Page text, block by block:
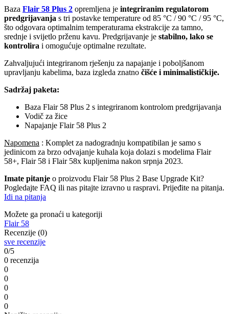
Baza Flair 58 Plus 2 opremljena je integriranim regulatorom
predgrijavanja s tri postavke temperature od 85 °C / 90 °C / 95 °C,
što odgovara optimalnim temperaturama ekstrakcije za tamno,
srednje i svijetlo prženu kavu. Predgrijavanje je stabilno, lako se
kontrolira i omogućuje optimalne rezultate.
Zahvaljujući integriranom rješenju za napajanje i poboljšanom
upravljanju kabelima, baza izgleda znatno čišće i minimalističkije.
Sadržaj paketa:
Baza Flair 58 Plus 2 s integriranom kontrolom predgrijavanja
Vodič za žice
Napajanje Flair 58 Plus 2
Napomena : Komplet za nadogradnju kompatibilan je samo s
jedinicom za brzo odvajanje kuhala koja dolazi s modelima Flair
58+, Flair 58 i Flair 58x kupljenima nakon srpnja 2023.
Imate pitanje o proizvodu Flair 58 Plus 2 Base Upgrade Kit?
Pogledajte FAQ ili nas pitajte izravno u raspravi. Prijeđite na pitanja.
Idi na pitanja
Možete ga pronaći u kategoriji
Flair 58
Recenzije (0)
sve recenzije
0/5
0 recenzija
0
0
0
0
0